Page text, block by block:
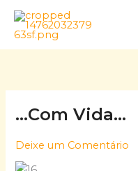
Skip
content
…Com Vida…
Deixe um Comentário